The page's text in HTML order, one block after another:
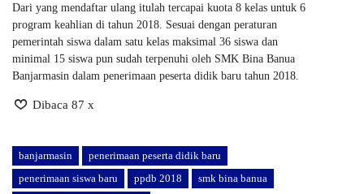
Dari yang mendaftar ulang itulah tercapai kuota 8 kelas untuk 6
program keahlian di tahun 2018. Sesuai dengan peraturan
pemerintah siswa dalam satu kelas maksimal 36 siswa dan
minimal 15 siswa pun sudah terpenuhi oleh SMK Bina Banua
Banjarmasin dalam penerimaan peserta didik baru tahun 2018.
Dibaca 87 x
banjarmasin
penerimaan peserta didik baru
penerimaan siswa baru
ppdb 2018
smk bina banua